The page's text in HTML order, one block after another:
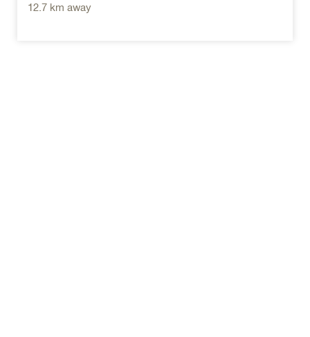
12.7 km away